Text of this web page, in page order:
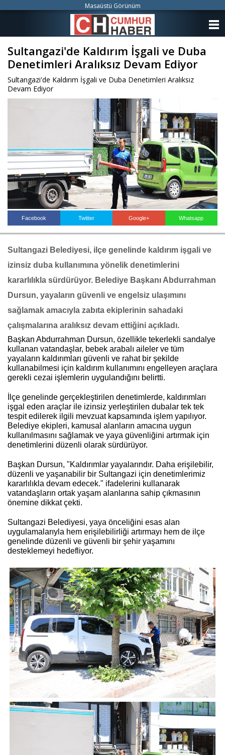
Sultangazi'de Kaldırım İşgali ve Duba
Denetimleri Aralıksız Devam Ediyor
Sultangazi'de Kaldırım İşgali ve Duba Denetimleri Aralıksız
Devam Ediyor
Facebook Twitter Google+ Whatsapp
Sultangazi Belediyesi, ilçe genelinde kaldırım işgali ve
izinsiz duba kullanımına yönelik denetimlerini
kararlılıkla sürdürüyor. Belediye Başkanı Abdurrahman
Dursun, yayaların güvenli ve engelsiz ulaşımını
sağlamak amacıyla zabıta ekiplerinin sahadaki
çalışmalarına aralıksız devam ettiğini açıkladı.
Başkan Abdurrahman Dursun, özellikle tekerlekli sandalye
kullanan vatandaşlar, bebek arabalı aileler ve tüm
yayaların kaldırımları güvenli ve rahat bir şekilde
kullanabilmesi için kaldırım kullanımını engelleyen araçlara
gerekli cezai işlemlerin uygulandığını belirtti.
İlçe genelinde gerçekleştirilen denetimlerde, kaldırımları
işgal eden araçlar ile izinsiz yerleştirilen dubalar tek tek
tespit edilerek ilgili mevzuat kapsamında işlem yapılıyor.
Belediye ekipleri, kamusal alanların amacına uygun
kullanılmasını sağlamak ve yaya güvenliğini artırmak için
denetimlerini düzenli olarak sürdürüyor.
Başkan Dursun, "Kaldırımlar yayalarındır. Daha erişilebilir,
düzenli ve yaşanabilir bir Sultangazi için denetimlerimiz
kararlılıkla devam edecek." ifadelerini kullanarak
vatandaşların ortak yaşam alanlarına sahip çıkmasının
önemine dikkat çekti.
Sultangazi Belediyesi, yaya önceliğini esas alan
uygulamalarıyla hem erişilebilirliği artırmayı hem de ilçe
genelinde düzenli ve güvenli bir şehir yaşamını
desteklemeyi hedefliyor.
Masaüstü Görünüm
KATEGORİLER
YAZARLAR
FOTO GALERİ
VİDEO GALERİ
KÜNYE
İLETİŞİM
Haberin Doğru Adresi.